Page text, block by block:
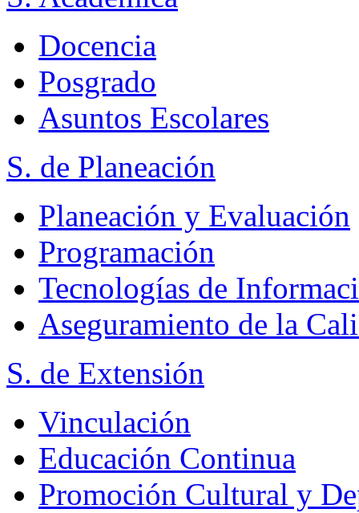
Docencia
Posgrado
Asuntos Escolares
S. de Planeación
Planeación y Evaluación
Programación
Tecnologías de
Aseguramiento de la
S. de Extensión
Vinculación
Educación Continua
Promoción Cultural y